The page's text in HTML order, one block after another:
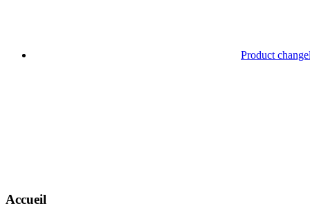
Product
Accueil